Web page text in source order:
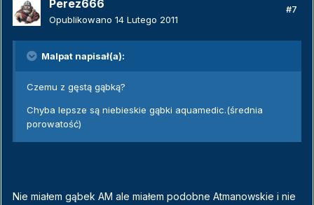
Perez666
Opublikowano 14 Lutego 2011
#7
Malpat napisał(a):
Czemu z gęstą gąbką?
Chyba lepsze są niebieskie gąbki aquamedic.(średnia
porowatość)
Nie miałem gąbek AM ale miałem podobne Atmanowskie i nie